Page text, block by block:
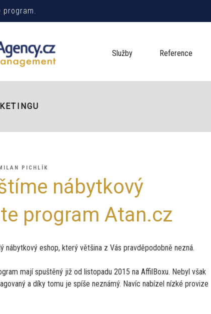
Služby Reference
PICHLÍK
nábytkový
program Atan.cz
nábytkový eshop, který většina z Vás pravděpodobně nezná.
mají spuštěný již od listopadu 2015 na AffilBoxu. Nebyl však
a díky tomu je spíše neznámý. Navíc nabízel nízké provize